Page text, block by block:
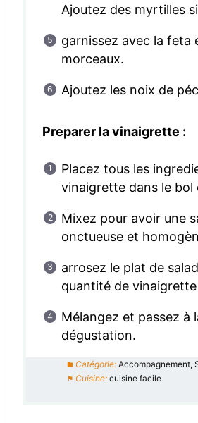
Ajoutez des myrtilles
garnissez avec la feta
morceaux.
Ajoutez les noix de
Preparer la vinaigrette :
Placez tous les
vinaigrette dans le bol
Mixez pour avoir une
onctueuse et
arrosez le plat de
quantité de
Mélangez et passez à
dégustation.
Catégorie: Accompagnement,
Cuisine: cuisine facile